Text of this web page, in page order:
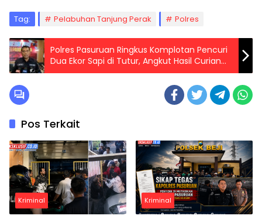
Tag: Pelabuhan Tanjung Perak Polres
Polres Pasuruan Ringkus Komplotan Pencuri
Dua Ekor Sapi di Tutur, Angkut Hasil Curian
Pakai Pick Up
Pos Terkait
Kriminal Kriminal